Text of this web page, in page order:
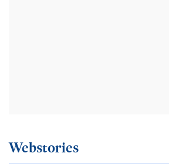
Webstories